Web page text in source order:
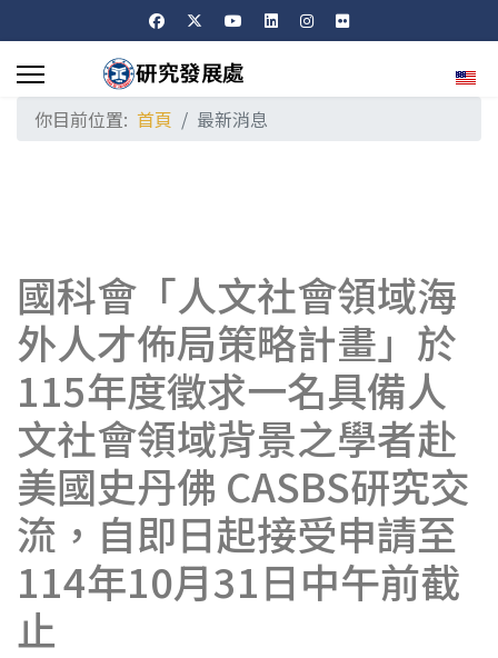
選擇
你目前位置: 首頁 最新消息
國科會「人文社會領域海
外人才佈局策略計畫」於
115年度徵求一名具備人
文社會領域背景之學者赴
美國史丹佛 CASBS研究交
流，自即日起接受申請至
114年10月31日中午前截
止